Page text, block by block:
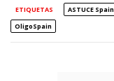
ETIQUETAS ASTUCE Spain
OligoSpain